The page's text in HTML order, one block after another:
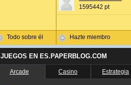
Todo sobre él
1595442 pt
Hazte miembro
JUEGOS EN ES.PAPERBLOG.COM
Arcade Casino Estrategia